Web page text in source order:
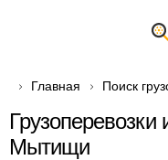
Главная Поиск
Грузоперевозки
Мытищи